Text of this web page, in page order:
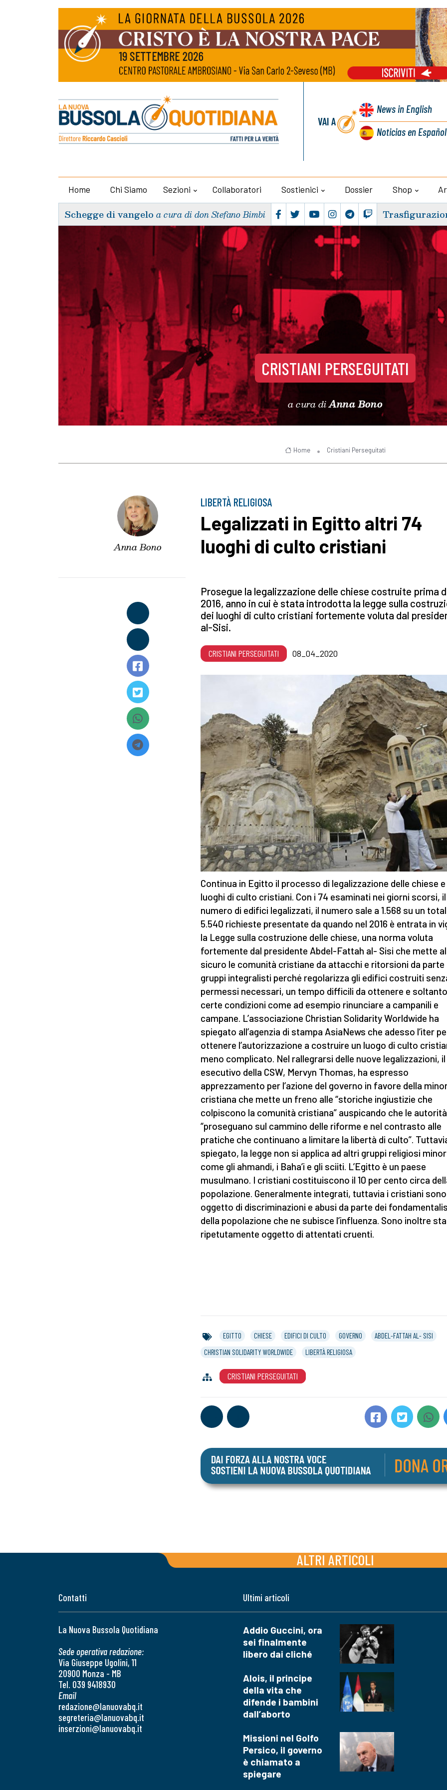
VAI A
Newsin English
Noticiasen Español
Home Chi Siamo Sezioni Collaboratori Sostienici Dossier Shop
Schegge di vangelo a cura di don Stefano Bimbi
CRISTIANI PERSEGUITATI
a cura diAnna Bono
Home Cristiani Perseguitati
Anna Bono
LIBERTÀ RELIGIOSA
Legalizzati in Egitto altri 74
luoghi di culto cristiani
Prosegue la legalizzazione delle chiese costruite prima
2016, anno in cui è stata introdotta la legge sulla
dei luoghi di culto cristiani fortemente voluta dal
al-Sisi.
CRISTIANI PERSEGUITATI 08_04_2020
Continua in Egitto il processo di legalizzazione delle chiese
luoghi di culto cristiani. Con i 74 esaminati nei giorni scorsi, il
numero di edifici legalizzati, il numero sale a 1.568 su un
5.540 richieste presentate da quando nel 2016 è entrata in
la Legge sulla costruzione delle chiese, una norma voluta
fortemente dal presidente Abdel-Fattah al- Sisi che mette al
sicuro le comunità cristiane da attacchi e ritorsioni da parte
gruppi integralisti perché regolarizza gli edifici costruiti
permessi necessari, un tempo difficili da ottenere e
certe condizioni come ad esempio rinunciare a campanili e
campane. L’associazione Christian Solidarity Worldwide ha
spiegato all’agenzia di stampa AsiaNews che adesso l’iter
ottenere l’autorizzazione a costruire un luogo di culto
meno complicato. Nel rallegrarsi delle nuove legalizzazioni,
esecutivo della CSW, Mervyn Thomas, ha espresso
apprezzamento per l’azione del governo in favore della
cristiana che mette un freno alle “storiche ingiustizie che
colpiscono la comunità cristiana” auspicando che le autorità
“proseguano sul cammino delle riforme e nel contrasto alle
pratiche che continuano a limitare la libertà di culto”.
spiegato, la legge non si applica ad altri gruppi religiosi
come gli ahmandi, i Baha’i e gli sciiti. L’Egitto è un paese
musulmano. I cristiani costituiscono il 10 per cento circa
popolazione. Generalmente integrati, tuttavia i cristiani sono
oggetto di discriminazioni e abusi da parte dei
della popolazione che ne subisce l’influenza. Sono inoltre
ripetutamente oggetto di attentati cruenti.
EGITTO CHIESE EDIFICI DI CULTO GOVERNO
ABDEL-FATTAH AL- SISI
CHRISTIAN SOLIDARITY WORLDWIDE
LIBERTÀ RELIGIOSA
CRISTIANI PERSEGUITATI
ALTRI ARTICOLI
Contatti
La Nuova Bussola Quotidiana
Sede operativa redazione:
Via Giuseppe Ugolini, 11
20900 Monza - MB
Tel. 039 9418930
Email
redazione@lanuovabq.it
segreteria@lanuovabq.it
inserzioni@lanuovabq.it
Ultimi articoli
Addio Guccini, ora
sei finalmente
libero dai cliché
Alois, il principe
della vita che
difende i bambini
dall’aborto
Missioni nel Golfo
Persico, il governo
è chiamato a
spiegare